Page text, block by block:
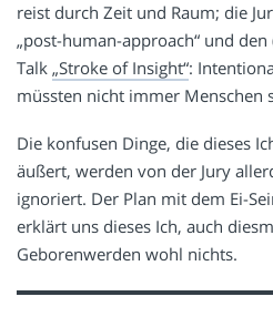
reist durch Zeit und Raum; die
„post-human-approach“ und den
Talk „Stroke of Insight“:
müssten nicht immer Menschen
Die konfusen Dinge, die dieses
äußert, werden von der Jury
ignoriert. Der Plan mit dem Ei-
erklärt uns dieses Ich, auch
Geborenwerden wohl nichts.